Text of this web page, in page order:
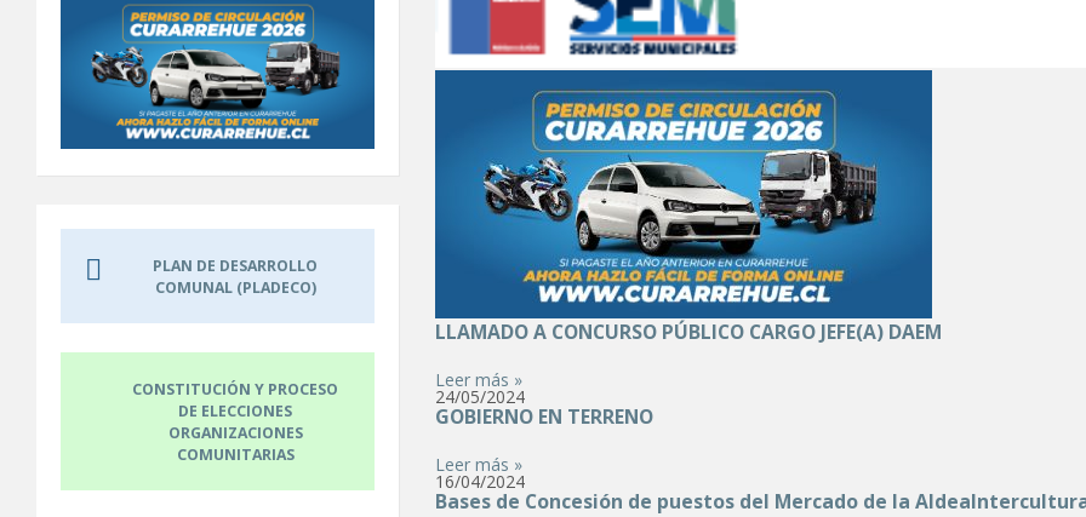
LLAMADO A CONCURSO PÚBLICO CARGO JEFE(A) DAEM
Leer más »
24/05/2024
GOBIERNO EN TERRENO
Leer más »
16/04/2024
Bases de Concesión de puestos del Mercado de la
PLAN DE DESARROLLO
COMUNAL (PLADECO)
CONSTITUCIÓN Y PROCESO
DE ELECCIONES
ORGANIZACIONES
COMUNITARIAS